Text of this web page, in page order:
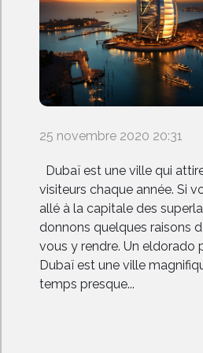
25 novembre 2020 20:31
Dubaï est une ville qui
visiteurs chaque année. Si
allé à la capitale des
donnons quelques raisons
vous y rendre. Un eldorado
Dubaï est une ville
temps presque...